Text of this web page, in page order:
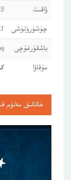
ۋاقىت
چۈشۈرۈلۈشى
باشقۇرغۇچى
مۇقاۋا
خاتالىق مەلۇم